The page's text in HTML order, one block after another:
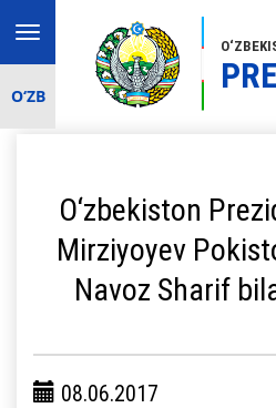
Toggle
navigation
O‘ZB
O‘zbekiston
Mirziyoyev
Navoz Sharif
08.06.2017